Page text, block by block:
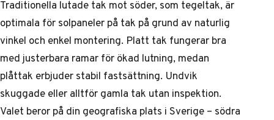
Traditionella lutade tak mot söder, som tegeltak, är
optimala för solpaneler på tak på grund av naturlig
vinkel och enkel montering. Platt tak fungerar bra
med justerbara ramar för ökad lutning, medan
plåttak erbjuder stabil fastsättning. Undvik
skuggade eller alltför gamla tak utan inspektion.
Valet beror på din geografiska plats i Sverige – södra